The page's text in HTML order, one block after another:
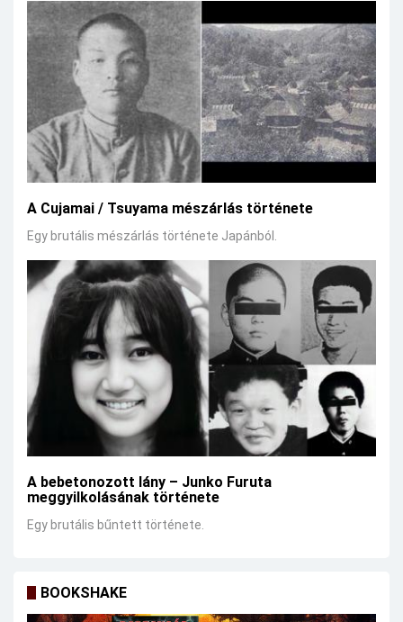
A Cujamai / Tsuyama mészárlás története
Egy brutális mészárlás története Japánból.
A bebetonozott lány – Junko Furuta
meggyilkolásának története
Egy brutális bűntett története.
BOOKSHAKE